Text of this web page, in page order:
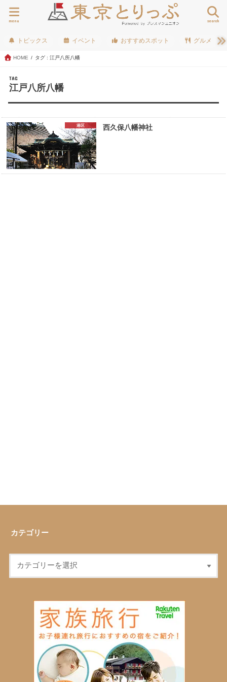
search
menu
トピックス イベント おすすめスポット グルメ
HOME タグ : 江戸八所八幡
TAG
江戸八所八幡
港区 西久保八幡神社
カテゴリー